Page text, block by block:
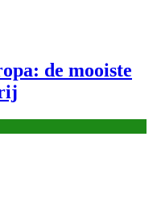
de mooiste